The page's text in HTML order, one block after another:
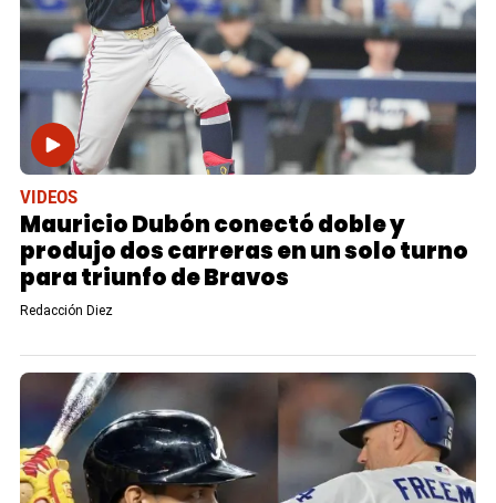
VIDEOS
Mauricio Dubón conectó doble y
produjo dos carreras en un solo turno
para triunfo de Bravos
Redacción Diez